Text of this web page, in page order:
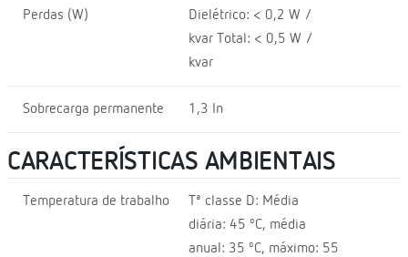
Perdas (W)
Dielétrico: < 0,2 W /
kvar Total: < 0,5 W /
kvar
Sobrecarga permanente 1,3 In
CARACTERÍSTICAS AMBIENTAIS
Temperatura de trabalho
Tª classe D: Média
diária: 45 ºC, média
anual: 35 ºC, máximo: 55